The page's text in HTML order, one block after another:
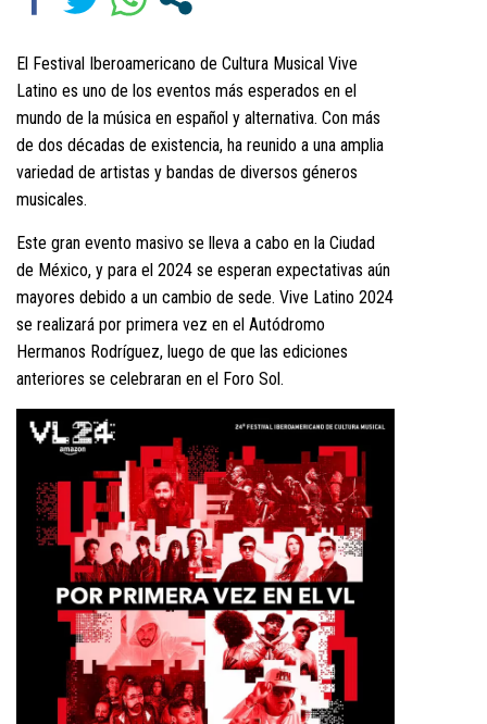
El Festival Iberoamericano de Cultura Musical Vive
Latino es uno de los eventos más esperados en el
mundo de la música en español y alternativa. Con más
de dos décadas de existencia, ha reunido a una amplia
variedad de artistas y bandas de diversos géneros
musicales.
Este gran evento masivo se lleva a cabo en la Ciudad
de México, y para el 2024 se esperan expectativas aún
mayores debido a un cambio de sede. Vive Latino 2024
se realizará por primera vez en el Autódromo
Hermanos Rodríguez, luego de que las ediciones
anteriores se celebraran en el Foro Sol.